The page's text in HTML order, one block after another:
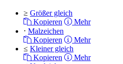
≥ Größer gleich
Kopieren
Mehr
⋅ Malzeichen
Kopieren
Mehr
≤ Kleiner gleich
Kopieren
Mehr